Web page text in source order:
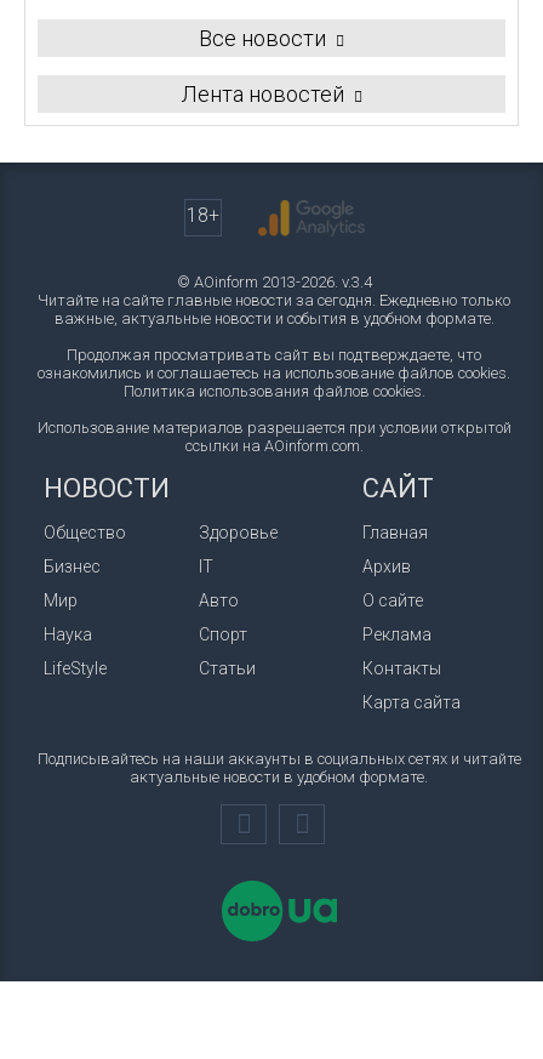
Все новости
Лента новостей
18+
© AOinform 2013-2026. v.3.4
Читайте на сайте главные новости за сегодня. Ежедневно только
важные, актуальные новости и события в удобном формате.
Продолжая просматривать сайт вы подтверждаете, что
ознакомились и соглашаетесь на использование файлов cookies.
Политика использования файлов cookies.
Использование материалов разрешается при условии открытой
ссылки на AOinform.com.
НОВОСТИ
Общество
Бизнес
Мир
Наука
LifeStyle
Здоровье
IT
Авто
Спорт
Статьи
САЙТ
Главная
Архив
О сайте
Реклама
Контакты
Карта сайта
Подписывайтесь на наши аккаунты в социальных сетях и читайте
актуальные новости в удобном формате.